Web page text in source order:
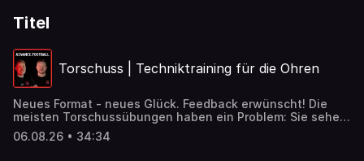
Titel
Torschuss | Techniktraining für die Ohren
Neues Format - neues Glück. Feedback erwünscht! Die
meisten Torschussübungen haben ein Problem: Sie sehen
nach Torschusstraining aus. Sie trainieren aber nur selten
das spielnahe Tore schießen. Der Ball wird zentral
06.08.26 • 34:34